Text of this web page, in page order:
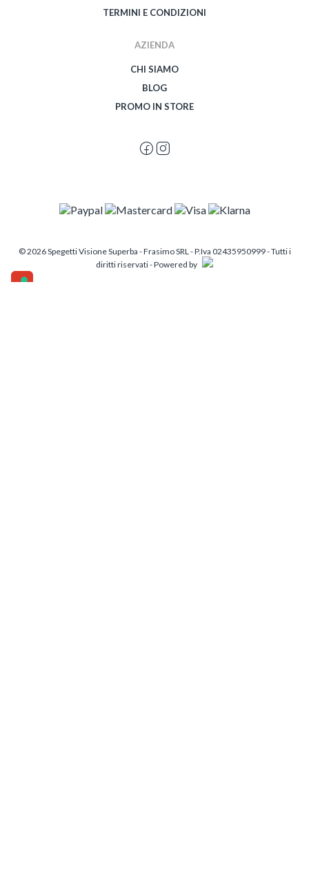
TERMINI E CONDIZIONI
AZIENDA
CHI SIAMO
BLOG
PROMO IN STORE
© 2026 Spegetti Visione Superba - Frasimo SRL - P.Iva 02435950999 - Tutti i
diritti riservati - Powered by